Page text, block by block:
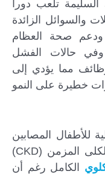
تلعب دوراً
والسوائل الزائدة
ودعم صحة العظام
وفي حالات الفشل
مما يؤدي إلى
خطيرة على النمو
للأطفال المصابين
بالمرحلة الخامسة من مرض الكلى المزمن (CKD)
الكامل رغم أن